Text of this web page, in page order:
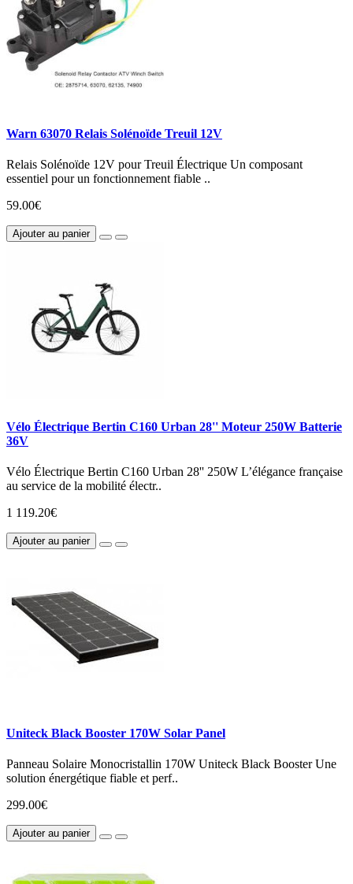
Warn 63070 Relais Solénoïde Treuil 12V
Relais Solénoïde 12V pour Treuil Électrique Un composant
essentiel pour un fonctionnement fiable ..
59.00€
Ajouter au panier
Vélo Électrique Bertin C160 Urban 28'' Moteur 250W Batterie
36V
Vélo Électrique Bertin C160 Urban 28'' 250W L’élégance française
au service de la mobilité électr..
1 119.20€
Ajouter au panier
Uniteck Black Booster 170W Solar Panel
Panneau Solaire Monocristallin 170W Uniteck Black Booster Une
solution énergétique fiable et perf..
299.00€
Ajouter au panier